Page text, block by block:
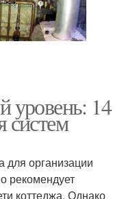
уровень: 14
систем
для организации
рекомендует
коттеджа. Однако